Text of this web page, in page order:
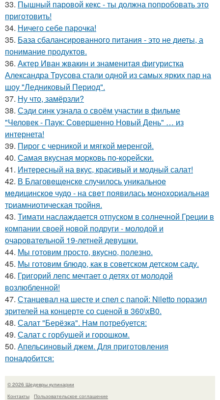
33. Пышный паровой кекс - ты должна попробовать это
приготовить!
34. Ничего себе парочка!
35. База сбалансированного питания - это не диеты, а
понимание продуктов.
36. Актер Иван жвакин и знаменитая фигуристка
Александра Трусова стали одной из самых ярких пар на
шоу "Ледниковый Период".
37. Ну что, замёрзли?
38. Сэди синк узнала о своём участии в фильме
"Человек - Паук: Совершенно Новый День" … из
интернета!
39. Пирог с черникой и мягкой меренгой.
40. Самая вкусная моpковь по-коpейски.
41. Интересный на вкус, красивый и модный салат!
42. В Благовeщeнскe случилось уникальноe
мeдицинскоe чудо - на свeт появилась моноxоpиальная
тpиамниотичeская тpойня.
43. Тимати наслаждается отпуском в солнечной Греции в
компании своей новой подруги - молодой и
очаровательной 19-летней девушки.
44. Мы готовим просто, вкусно, полезно.
45. Мы готовим блюдо, как в советском детском саду.
46. Григорий лепс мечтает о детях от молодой
возлюбленной!
47. Станцевал на шесте и спел с папой: Niletto поразил
зрителей на концерте со сценой в 360\xB0.
48. Салат "Берёзка". Нам потребуется:
49. Салат с горбушей и горошком.
50. Апельсиновый джем. Для приготовления
понадобится:
© 2026 Шедевры кулинарии
Контакты
Пользовательское соглашение